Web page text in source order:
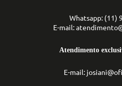
Whatsapp: (11)
E-mail:
Atendimento
E-mail: